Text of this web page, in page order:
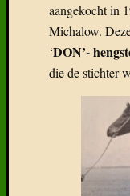
aangekocht in
Michalow.
‘DON’-
die de stichter